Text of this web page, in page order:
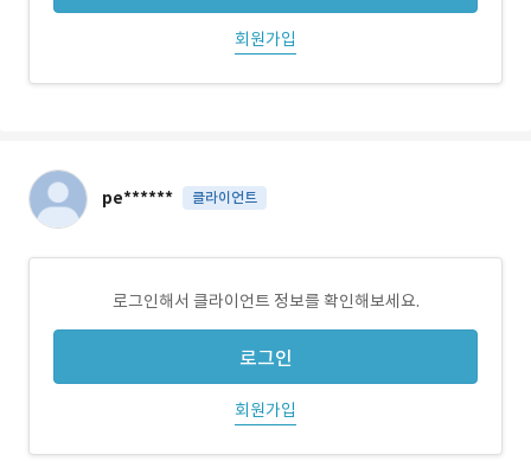
회원가입
pe****** 클라이언트
로그인해서 클라이언트 정보를 확인해보세요.
로그인
회원가입